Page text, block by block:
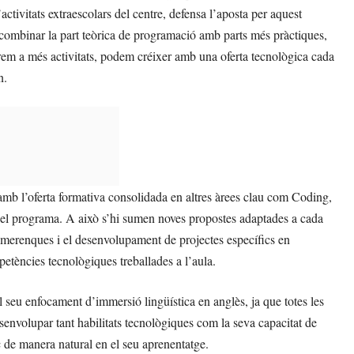
extraescolars del centre, defensa l’aposta per aquest
la part teòrica de programació amb parts més pràctiques,
a més activitats, podem créixer amb una oferta tecnològica cada
l’oferta formativa consolidada en altres àrees clau com Coding,
A això s’hi sumen noves propostes adaptades a cada
i el desenvolupament de projectes específics en
tecnològiques treballades a l’aula.
enfocament d’immersió lingüística en anglès, ja que totes les
tant habilitats tecnològiques com la seva capacitat de
manera natural en el seu aprenentatge.